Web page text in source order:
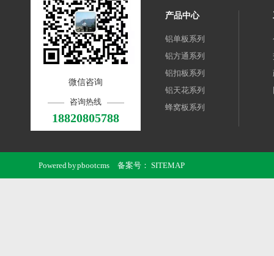
微信咨询
咨询热线
18820805788
产品中心
铝单板系列
铝方通系列
铝扣板系列
铝天花系列
蜂窝板系列
Powered bypbootcms 备案号： SITEMAP